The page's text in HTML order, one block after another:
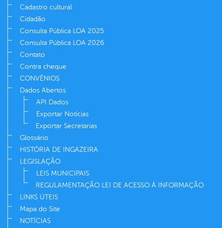
Cadastro cultural
Cidadão
Consulta Pública LOA 2025
Consulta Pública LOA 2026
Contato
Contra cheque
CONVÊNIOS
Dados Abertos
API Dados
Exportar Notícias
Exportar Secretarias
Glossário
HISTÓRIA DE INGAZEIRA
LEGISLAÇÃO
LEIS MUNICIPAIS
REGULAMENTAÇÃO LEI DE ACESSO À INFORMAÇÃO
LINKS ÚTEIS
Mapa do Site
NOTÍCIAS